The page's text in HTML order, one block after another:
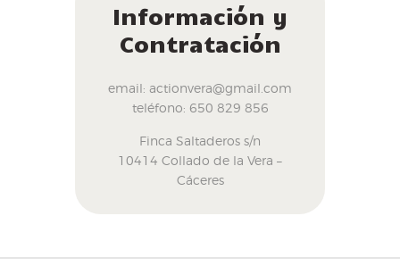
Información y
Contratación
email: actionvera@gmail.com
teléfono: 650 829 856
Finca Saltaderos s/n
10414 Collado de la Vera –
Cáceres